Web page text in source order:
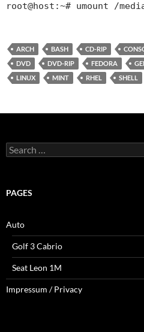
root@host:~# umount /
ARCH BASH CD-RIP
DVD
DVD-RIP FEDORA
LINUX
MINT RHEL SHELL
Search
for:
PAGES
Auto
Golf 3 Cabrio
Seat Leon 1M
Impressum / Privacy